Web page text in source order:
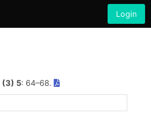
Login
(3) 5: 64–68.